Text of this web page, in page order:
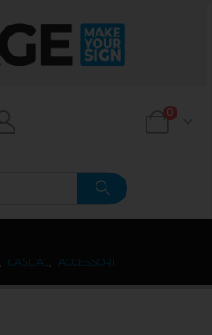
0
CASUAL ACCESSORI